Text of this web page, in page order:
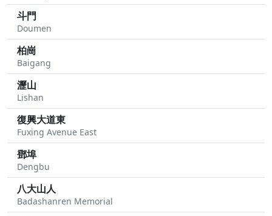
斗門
Doumen
柏崗
Baigang
瀝山
Lishan
復興大道東
Fuxing Avenue East
鄧埠
Dengbu
八大山人
Badashanren Memorial